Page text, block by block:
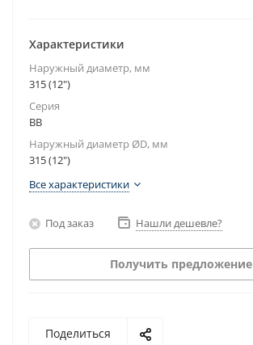
Характеристики
Наружный диаметр, мм
315 (12")
Серия
BB
Наружный диаметр ØD, мм
315 (12")
Все характеристики
Под заказ Нашли дешевле?
Получить предложение
Поделиться